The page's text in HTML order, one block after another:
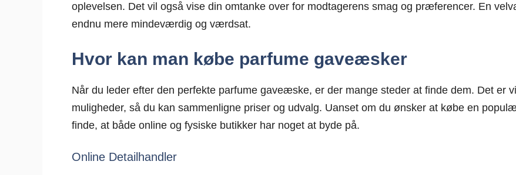
oplevelsen. Det vil også vise din omtanke over for modtagerens smag og præferencer. En
endnu mere mindeværdig og værdsat.
Hvor kan man købe parfume gaveæsker
Når du leder efter den perfekte parfume gaveæske, er der mange steder at finde dem. Det er
muligheder, så du kan sammenligne priser og udvalg. Uanset om du ønsker at købe en
finde, at både online og fysiske butikker har noget at byde på.
Online Detailhandler